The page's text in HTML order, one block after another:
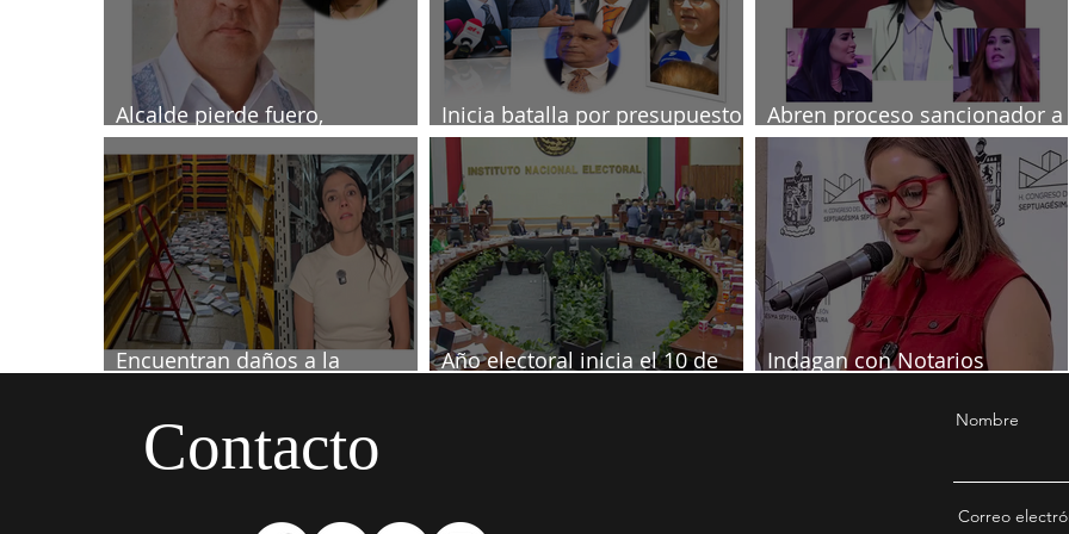
Alcalde pierde fuero,
investigado por muerte de
periodista
Inicia batalla por presupuesto
2027
Abren proceso sancionador a
diputadas poblanas
Encuentran daños a la
Año electoral inicia el 10 de
Indagan con Notarios
Contacto Nombre
Correo